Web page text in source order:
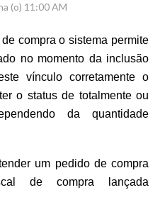
(o) 11:00 AM
compra o sistema permite
no momento da inclusão
vínculo corretamente o
o status de totalmente ou
da quantidade
um pedido de compra
de compra lançada